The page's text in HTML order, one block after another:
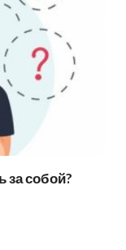
за собой?